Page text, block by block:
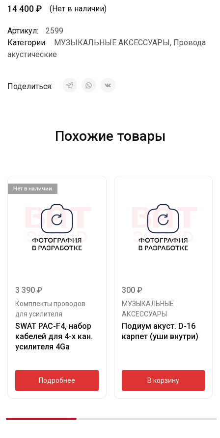
14 400₽ (Нет в наличии)
Артикул:
2599
Категории:
МУЗЫКАЛЬНЫЕ АКСЕССУАРЫ, Провода
акустические
Поделиться:
Похожие товары
Нет в наличии
3 390 ₽
Комплекты проводов
для усилителя
SWAT PAC-F4, набор
кабелей для 4-х кан.
усилителя 4Ga
Подробнее
300 ₽
МУЗЫКАЛЬНЫЕ
АКСЕССУАРЫ
Подиум акуст. D-16
карпет (уши внутри)
В корзину